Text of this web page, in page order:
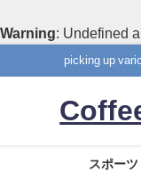
Warning: Undefined
picking up
スポーツ